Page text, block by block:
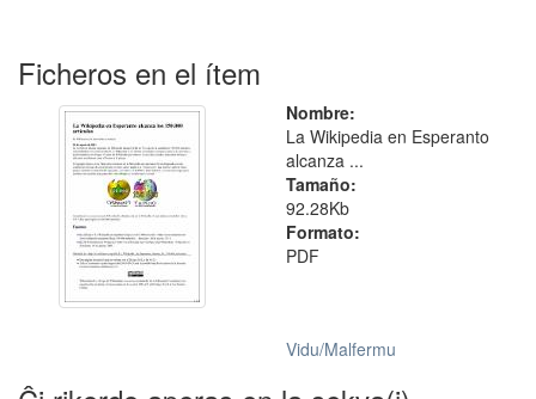
Ficheros en el ítem
Nombre:
La Wikipedia en Esperanto
alcanza ...
Tamaño:
92.28Kb
Formato:
PDF
Vidu/Malfermu